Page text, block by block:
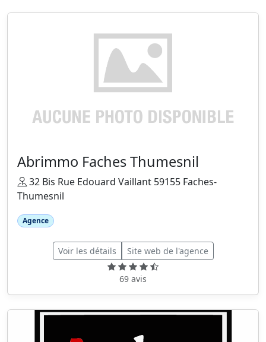
Abrimmo Faches Thumesnil
32 Bis Rue Edouard Vaillant 59155 Faches-
Thumesnil
Agence
Voir les détails Site web de l'agence
69 avis